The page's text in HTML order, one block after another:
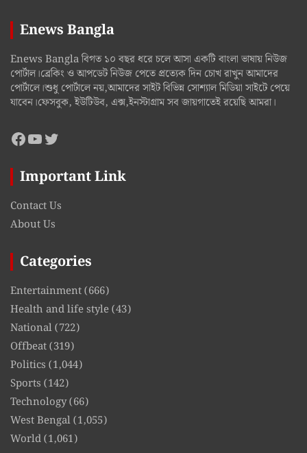
Enews Bangla
Enews Bangla বিগত ১০ বছর ধরে চলে আসা একটি বাংলা ভাষায় নিউজ
পোর্টাল।ব্রেকিং ও আপডেট নিউজ পেতে প্রত্যেক দিন চোখ রাখুন আমাদের
পোর্টালে।শুধু পোর্টালে নয়,আমাদের সাইট বিভিন্ন সোশ্যাল মিডিয়া সাইটে পেয়ে
যাবেন।ফেসবুক, ইউটিউব, এক্স,ইনস্টাগ্রাম সব জায়গাতেই রয়েছি আমরা।
Facebook
YouTube
Twitter
Important Link
Contact Us
About Us
Categories
Entertainment(666)
Health and life style(43)
National(722)
Offbeat(319)
Politics (1,044)
Sports (142)
Technology(66)
West Bengal(1,055)
World(1,061)